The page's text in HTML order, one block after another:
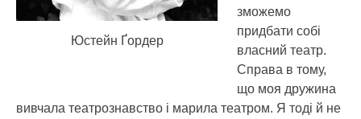
Юстейн Ґордер
зможемо
придбати собі
власний театр.
Справа в тому,
що моя дружина
вивчала театрознавство і марила театром. Я тоді й не